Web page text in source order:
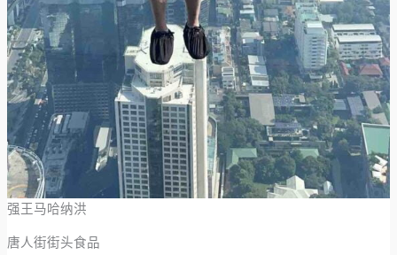
强王马哈纳洪
唐人街街头食品